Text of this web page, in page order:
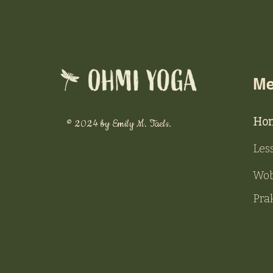
© 2024 by Emily M. Taels.